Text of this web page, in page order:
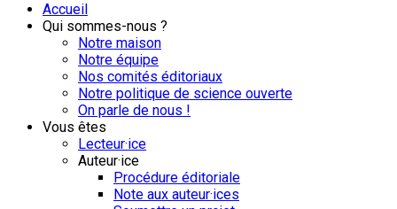
Accueil
Qui sommes-nous ?
Notre maison
Notre équipe
Nos comités éditoriaux
Notre politique de science ouverte
On parle de nous !
Vous êtes
Lecteur·ice
Auteur·ice
Procédure éditoriale
Note aux auteur·ices